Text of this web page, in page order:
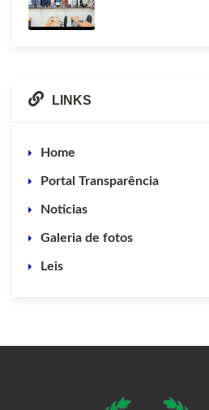
LINKS
Home
Portal Transparência
Noticias
Galeria de fotos
Leis